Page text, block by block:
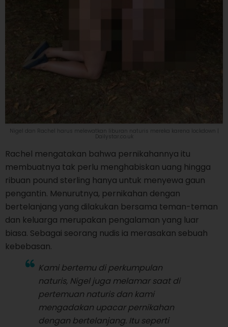
Nigel dan Rachel harus melewatkan liburan naturis mereka karena lockdown |
Dailystar.co.uk
Rachel mengatakan bahwa pernikahannya itu
membuatnya tak perlu menghabiskan uang hingga
ribuan pound sterling hanya untuk menyewa gaun
pengantin. Menurutnya, pernikahan dengan
bertelanjang yang dilakukan bersama teman-teman
dan keluarga merupakan pengalaman yang luar
biasa. Sebagai seorang nudis ia merasakan sebuah
kebebasan.
Kami bertemu di perkumpulan
naturis, Nigel juga melamar saat di
pertemuan naturis dan kami
mengadakan upacar pernikahan
dengan bertelanjang. Itu seperti